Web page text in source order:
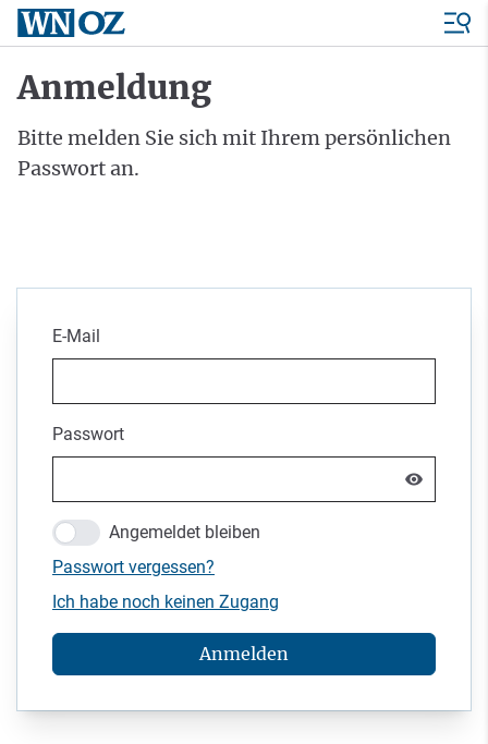
Anmeldung
Bitte melden Sie sich mit Ihrem persönlichen
Passwort an.
E-Mail
Passwort
Angemeldet bleiben
Passwort vergessen?
Ich habe noch keinen Zugang
Anmelden